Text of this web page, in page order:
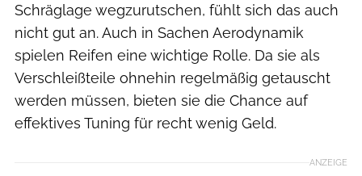
Schräglage wegzurutschen, fühlt sich das auch
nicht gut an. Auch in Sachen Aerodynamik
spielen Reifen eine wichtige Rolle. Da sie als
Verschleißteile ohnehin regelmäßig getauscht
werden müssen, bieten sie die Chance auf
effektives Tuning für recht wenig Geld.
ANZEIGE